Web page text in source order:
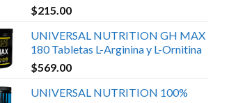
$215.00
UNIVERSAL NUTRITION GH MAX
180 Tabletas L-Arginina y L-Ornitina
$569.00
UNIVERSAL NUTRITION 100%